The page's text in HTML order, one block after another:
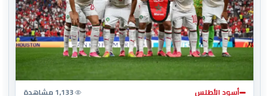
أسود الأطلس 1,133 مشاهدة